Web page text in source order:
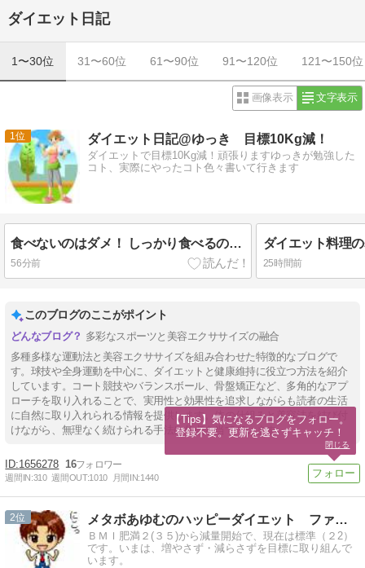
ダイエット日記
1〜30位 31〜60位 61〜90位 91〜120位 121〜150位
画像表示 文字表示
1 ダイエット日記@ゆっき 目標10Kg減！
ダイエットで目標10Kg減！頑張りますゆっきが勉強した
コト、実際にやったコト色々書いて行きます
食べないのはダメ！ しっかり食べるのはダイエットの基本！
56分前
ダイエット料理
25時間前
このブログのここがポイント
多彩なスポーツと美容エクササイズの融合
多種多様な運動法と美容エクササイズを組み合わせた特徴的なブログで
す。球技や全身運動を中心に、ダイエットと健康維持に役立つ方法を紹介
しています。コート競技やバランスボール、骨盤矯正など、多角的なアプ
ローチを取り入れることで、実用性と効果性を追求しながらも読者の生活
に自然に取り入れられる情報を提供します。体の仕組みと美容法を結び付
けながら、無理なく続けられる手法に焦点を当てています。
1656278 16
週間IN:310 週間OUT:1010 月間IN:1440
2 メタボあゆむのハッピーダイエット ファイナル
ＢＭＩ肥満２(３５)から減量開始で、現在は標準（２2）
です。いまは、増やさず・減らさずを目標に取り組んで
います。
【Tips】気になるブログをフォロー。
登録不要。更新を逃さずキャッチ！
閉じる